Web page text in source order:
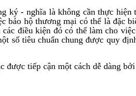
ký - nghĩa là không cần thực
hộ thương mại có thể là đặc
điều kiện đó có thể làm cho
số tiêu chuẩn chung được quy
tiếp cận một cách dễ dàng